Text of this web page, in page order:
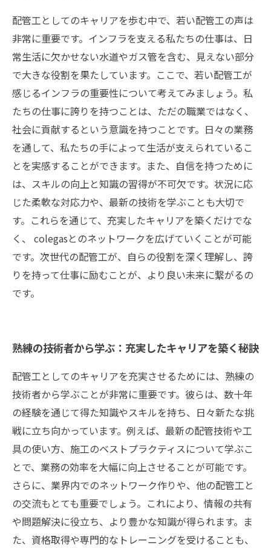
配管工としてのキャリアを歩む中で、若い配管工の声は
非常に重要です。インフラを支える私たちの仕事は、日
常生活に欠かせない水道やガス管を含む、見えない部分
で大きな役割を果たしています。ここで、若い配管工が
感じるインフラの重要性について考えてみましょう。私
たちの仕事に誇りを持つことは、ただの職業ではなく、
社会に貢献するという意識を持つことです。日々の業務
を通して、私たちの手によって生活が支えられているこ
とを実感することができます。また、自信を持つために
は、スキルの向上と知識の習得が不可欠です。状況に応
じた柔軟な対応力や、最新の技術を学ぶことも大切で
す。これらを通じて、充実したキャリアを築くだけでな
く、 colegasとのネットワークを広げていくことが可能
です。次世代の配管工が、自らの役割を深く理解し、誇
りを持って仕事に励むことが、より良い未来に繋がるの
です。
熟練の技術者から学ぶ：充実したキャリアを築く秘訣
配管工としてのキャリアを充実させるためには、熟練の
技術者から学ぶことが非常に重要です。彼らは、数十年
の経験を通じて得た知識やスキルを持ち、日々新たな挑
戦に立ち向かっています。例えば、最新の配管技術や工
具の使い方、施工のベストプラクティスについて学ぶこ
とで、業務の効率を大幅に向上させることが可能です。
さらに、業界内でのネットワーク作りや、他の配管工と
の交流もとても重要でしょう。これにより、情報の共有
や問題解決に役立ち、より豊かな知識が得られます。ま
た、資格取得や専門的なトレーニングを受けることも、